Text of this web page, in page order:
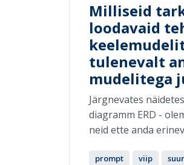
Milliseid
loodavaid
tulenevalt
mudelitega
Järgnevates
diagramm ERD -
neid ette anda
prompt viip